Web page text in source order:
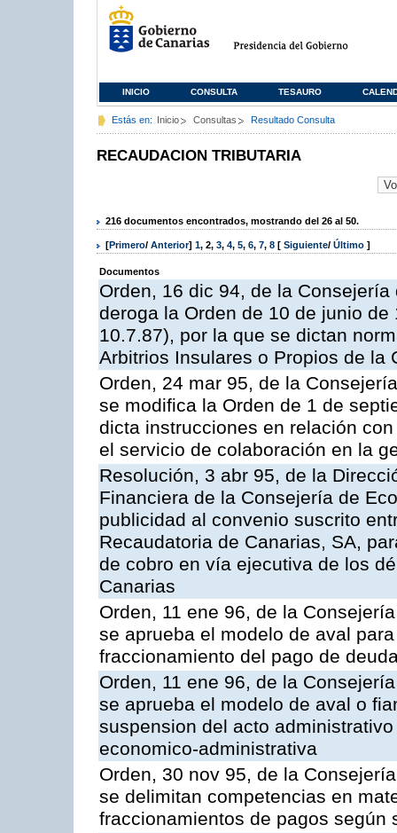
INICIO CONSULTA TESAURO
Estás en: Inicio Consultas Resultado Consulta
RECAUDACION TRIBUTARIA
216 documentos encontrados, mostrando del 26 al 50.
[Primero/ Anterior] 1, 2, 3, 4, 5, 6, 7, 8 [ Siguiente/ Último ]
Documentos
Orden, 16 dic 94, de la
deroga la Orden de 10 de junio
10.7.87), por la que se dictan
Arbitrios Insulares o Propios de la
Orden, 24 mar 95, de la
se modifica la Orden de 1 de
dicta instrucciones en relación
el servicio de colaboración en la
Resolución, 3 abr 95, de la
Financiera de la Consejería de
publicidad al convenio suscrito
Recaudatoria de Canarias, SA,
de cobro en vía ejecutiva de los
Canarias
Orden, 11 ene 96, de la
se aprueba el modelo de aval
fraccionamiento del pago de
Orden, 11 ene 96, de la
se aprueba el modelo de aval o
suspension del acto
economico-administrativa
Orden, 30 nov 95, de la
se delimitan competencias en
fraccionamientos de pagos según